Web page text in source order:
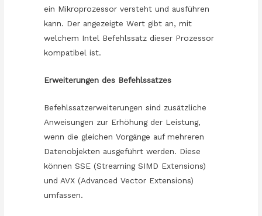
ein Mikroprozessor versteht und ausführen
kann. Der angezeigte Wert gibt an, mit
welchem Intel Befehlssatz dieser Prozessor
kompatibel ist.
Erweiterungen des Befehlssatzes
Befehlssatzerweiterungen sind zusätzliche
Anweisungen zur Erhöhung der Leistung,
wenn die gleichen Vorgänge auf mehreren
Datenobjekten ausgeführt werden. Diese
können SSE (Streaming SIMD Extensions)
und AVX (Advanced Vector Extensions)
umfassen.